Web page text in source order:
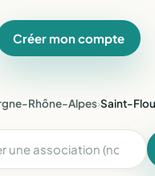
Créer mon compte
Rhône-Alpes›Saint-